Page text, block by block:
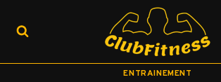
ENTRAINEMENT